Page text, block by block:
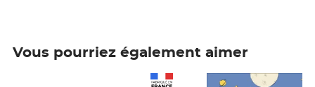
Vous pourriez également aimer
Prix 7,50€